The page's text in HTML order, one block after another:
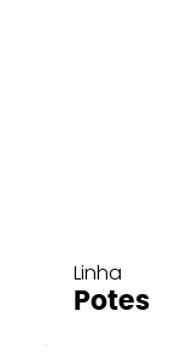
Linha
Potes